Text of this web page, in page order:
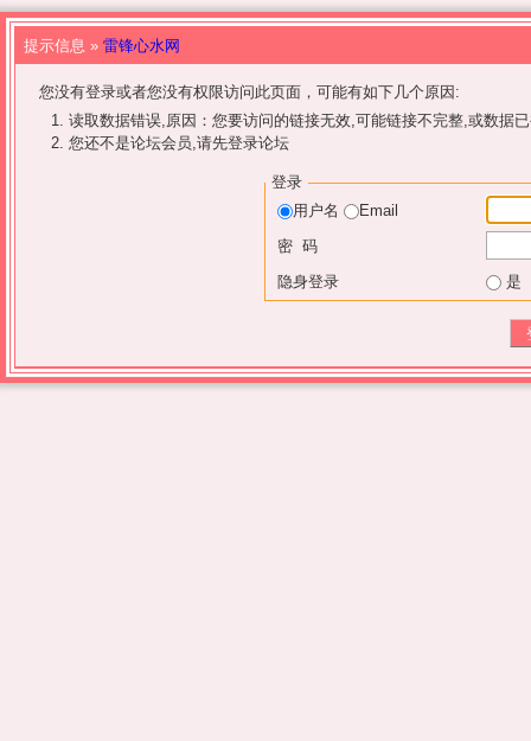
提示信息 » 雷锋心水网
您没有登录或者您没有权限访问此页面，可能有如下几个原因:
读取数据错误,原因：您要访问的链接无效,可能链接不完整,或数据
您还不是论坛会员,请先登录论坛
登录
用户名
Email
密 码
隐身登录